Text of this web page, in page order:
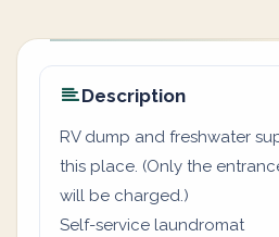
Description
RV dump and freshwater
this place. (Only the
will be charged.)
Self-service laundromat